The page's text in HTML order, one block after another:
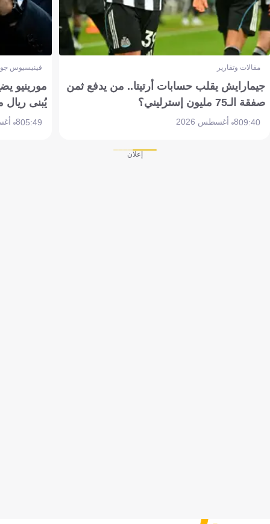
مقالات وتقارير
جيمارايش يقلب حسابات أرتيتا.. من يدفع ثمن
صفقة الـ75 مليون إسترليني؟
09:408 أغسطس 2026
فينيسيوس
مورينيو
يُبنى ريال
05:498 أغسطس 2026
إعلان